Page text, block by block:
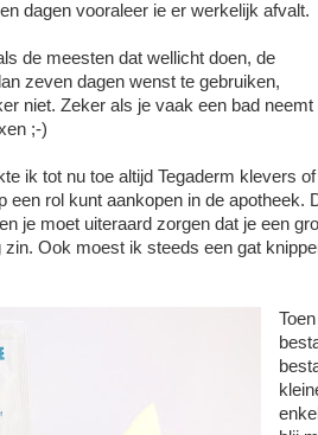
dagen vooraleer ie er werkelijk afvalt.
de meesten dat wellicht doen, de
zeven dagen wenst te gebruiken,
niet. Zeker als je vaak een bad
;-)
ik tot nu toe altijd Tegaderm klevers
een rol kunt aankopen in de apotheek.
je moet uiteraard zorgen dat je een
zin. Ook moest ik steeds een gat